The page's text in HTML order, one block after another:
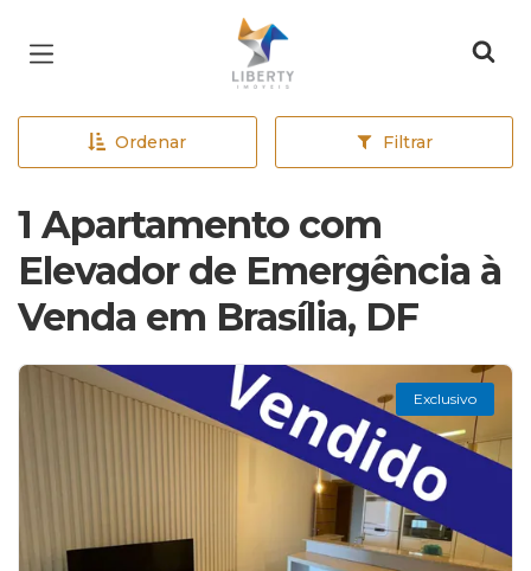
Página inicial
Ordenar Filtrar
1 Apartamento com
Elevador de Emergência à
Venda em Brasília, DF
Exclusivo